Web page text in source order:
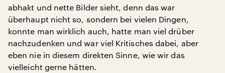
abhakt und nette Bilder sieht, denn das war
überhaupt nicht so, sondern bei vielen Dingen,
konnte man wirklich auch, hatte man viel drüber
nachzudenken und war viel Kritisches dabei, aber
eben nie in diesem direkten Sinne, wie wir das
vielleicht gerne hätten.